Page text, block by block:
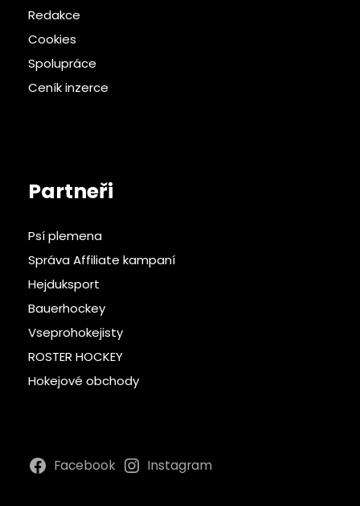
Redakce
Cookies
Spolupráce
Ceník inzerce
Partneři
Psí plemena
Správa Affiliate kampaní
Hejduksport
Bauerhockey
Vseprohokejisty
ROSTER HOCKEY
Hokejové obchody
Facebook Instagram